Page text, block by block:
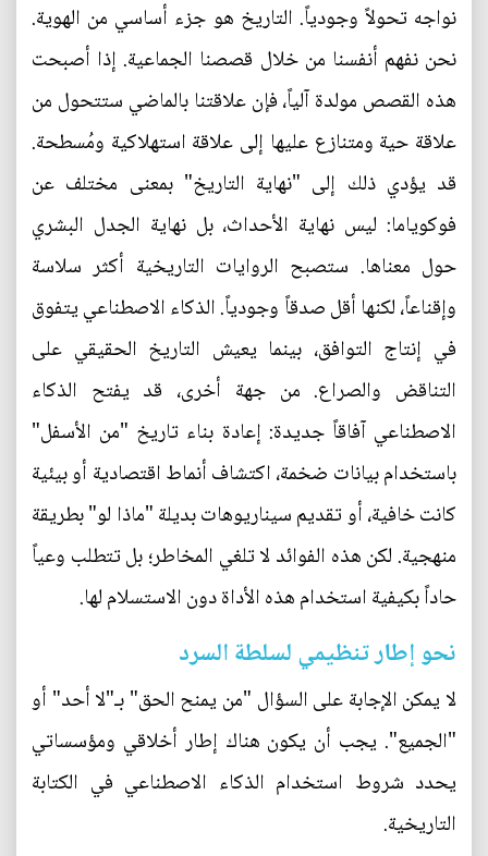
نواجه تحولاً وجودياً. التاريخ هو جزء أساسي من الهوية.
نحن نفهم أنفسنا من خلال قصصنا الجماعية. إذا أصبحت
هذه القصص مولدة آلياً، فإن علاقتنا بالماضي ستتحول من
علاقة حية ومتنازع عليها إلى علاقة استهلاكية ومُسطحة.
قد يؤدي ذلك إلى "نهاية التاريخ" بمعنى مختلف عن
فوكوياما: ليس نهاية الأحداث، بل نهاية الجدل البشري
حول معناها. ستصبح الروايات التاريخية أكثر سلاسة
وإقناعاً، لكنها أقل صدقاً وجودياً. الذكاء الاصطناعي يتفوق
في إنتاج التوافق، بينما يعيش التاريخ الحقيقي على
التناقض والصراع. من جهة أخرى، قد يفتح الذكاء
الاصطناعي آفاقاً جديدة: إعادة بناء تاريخ "من الأسفل"
باستخدام بيانات ضخمة، اكتشاف أنماط اقتصادية أو بيئية
كانت خافية، أو تقديم سيناريوهات بديلة "ماذا لو" بطريقة
منهجية. لكن هذه الفوائد لا تلغي المخاطر؛ بل تتطلب وعياً
حاداً بكيفية استخدام هذه الأداة دون الاستسلام لها.
نحو إطار تنظيمي لسلطة السرد
لا يمكن الإجابة على السؤال "من يمنح الحق" بـ"لا أحد" أو
"الجميع". يجب أن يكون هناك إطار أخلاقي ومؤسساتي
يحدد شروط استخدام الذكاء الاصطناعي في الكتابة
التاريخية.